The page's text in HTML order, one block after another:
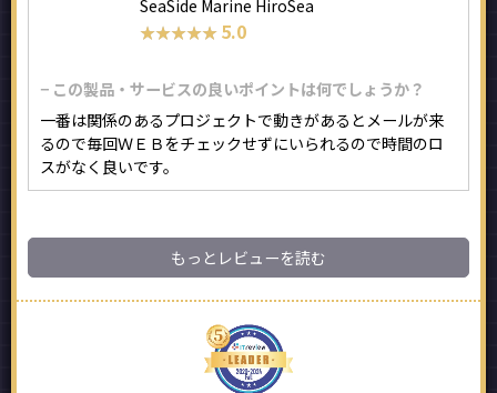
SeaSide Marine HiroSea
★★★★★
★★★★★ 5.0
− この製品・サービスの良いポイントは何でしょうか？
一番は関係のあるプロジェクトで動きがあるとメールが来
るので毎回ＷＥＢをチェックせずにいられるので時間のロ
スがなく良いです。
もっとレビューを読む